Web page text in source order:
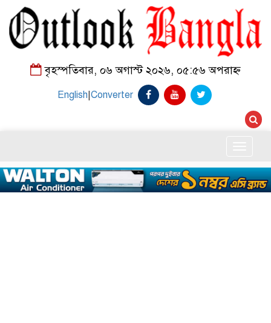
বৃহস্পতিবার, ০৬ অগাস্ট ২০২৬, ০৫:৫৬ অপরাহ্ন
English|Converter